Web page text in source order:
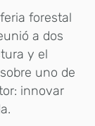
forestal
a dos
y el
uno de
innovar